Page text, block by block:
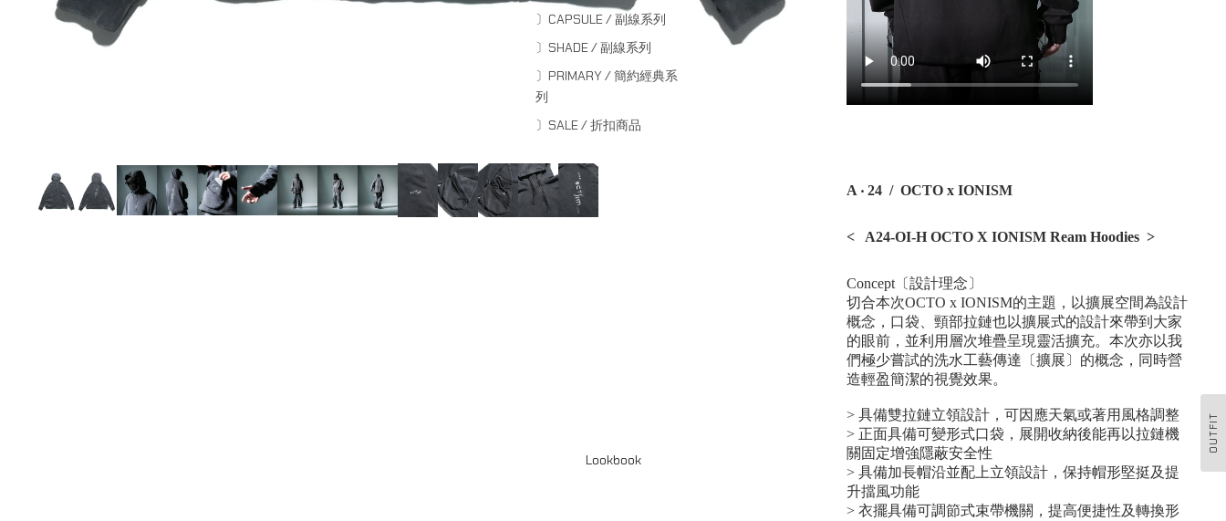
〕CAPSULE / 副線系列
〕SHADE / 副線系列
〕PRIMARY / 簡約經典系
列
〕SALE / 折扣商品
Lookbook
OUTFIT
A ‧ 24 / OCTO x IONISM
< A24-OI-H OCTO X IONISM Ream Hoodies >
Concept〔設計理念〕
切合本次OCTO x IONISM的主題， 以擴展空間為設計
概念，口袋、頸部拉鏈也以擴展式的設計來帶到大家
的眼前， 並利用層次堆疊呈現靈活擴充。本次亦以我
們極少嘗試的洗水工藝傳達〔擴展〕的概念，同時營
造輕盈簡潔的視覺效果。
> 具備雙拉鏈立領設計，可因應天氣或著用風格調整
> 正面具備可變形式口袋，展開收納後能再以拉鏈機
關固定增強隱蔽安全性
> 具備加長帽沿並配上立領設計，保持帽形堅挺及提
升擋風功能
> 衣擺具備可調節式束帶機關， 提高便捷性及轉換形